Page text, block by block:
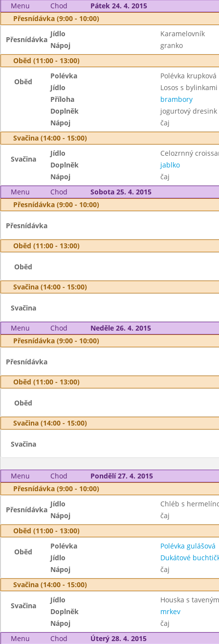
Menu
Chod
Pátek 24. 4. 2015
Přesnídávka (9:00 - 10:00)
Přesnídávka
Jídlo
Karamelovník
Nápoj
granko
Oběd (11:00 - 13:00)
Oběd
Polévka
Polévka krupková
Jídlo
Losos s bylinkami
Příloha
brambory
Doplněk
jogurtový dresink
Nápoj
čaj
Svačina (14:00 - 15:00)
Svačina
Jídlo
Celozrnný
Doplněk
jablko
Nápoj
čaj
Menu
Chod
Sobota 25. 4. 2015
Přesnídávka (9:00 - 10:00)
Přesnídávka
Oběd (11:00 - 13:00)
Oběd
Svačina (14:00 - 15:00)
Svačina
Menu Chod
Neděle 26. 4. 2015
Přesnídávka (9:00 - 10:00)
Přesnídávka
Oběd (11:00 - 13:00)
Oběd
Svačina (14:00 - 15:00)
Svačina
Menu Chod
Pondělí 27. 4. 2015
Přesnídávka (9:00 - 10:00)
Přesnídávka
Jídlo
Chléb s
Nápoj
čaj
Oběd (11:00 - 13:00)
Oběd
Polévka
Polévka gulášová
Jídlo
Dukátové
Nápoj
čaj
Svačina (14:00 - 15:00)
Svačina
Jídlo
Houska s
Doplněk
mrkev
Nápoj
čaj
Menu
Chod
Úterý 28. 4. 2015